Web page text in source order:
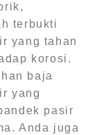
terbukti
yang tahan
korosi.
baja
yang
pasir
Anda juga